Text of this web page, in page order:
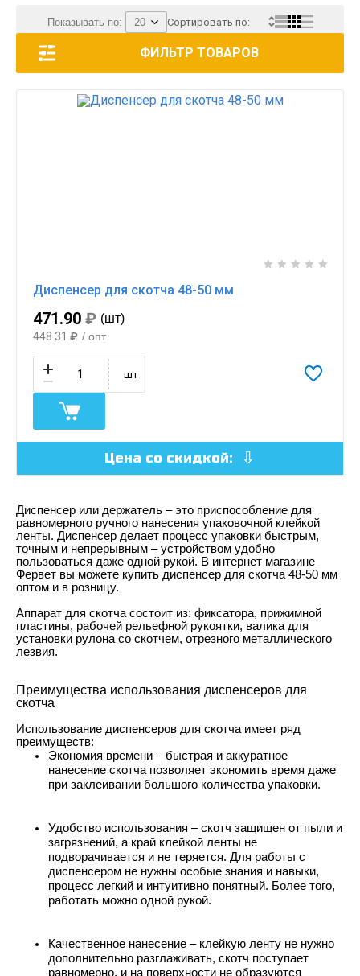
ФИЛЬТР ТОВАРОВ
Показывать по: Сортировать по:
Диспенсер для скотча 48-50 мм
471.90 ₽ (шт)
448.31 ₽ / опт
шт
Цена со скидкой:
Диспенсер или держатель – это приспособление для
равномерного ручного нанесения упаковочной клейкой
ленты. Диспенсер делает процесс упаковки быстрым,
точным и непрерывным – устройством удобно
пользоваться даже одной рукой. В интернет магазине
Фервет вы можете купить диспенсер для скотча 48-50 мм
оптом и в розницу.
Аппарат для скотча состоит из: фиксатора, прижимной
пластины, рабочей рельефной рукоятки, валика для
установки рулона со скотчем, отрезного металлического
лезвия.
Преимущества использования диспенсеров для
скотча
Использование диспенсеров для скотча имеет ряд
преимуществ:
Экономия времени – быстрая и аккуратное
нанесение скотча позволяет экономить время даже
при заклеивании большого количества упаковки.
Удобство использования – скотч защищен от пыли и
загрязнений, а край клейкой ленты не
подворачивается и не теряется. Для работы с
диспенсером не нужны особые знания и навыки,
процесс легкий и интуитивно понятный. Более того,
работать можно одной рукой.
Качественное нанесение – клейкую ленту не нужно
дополнительно разглаживать, скотч поступает
равномерно, и на поверхности не образуются